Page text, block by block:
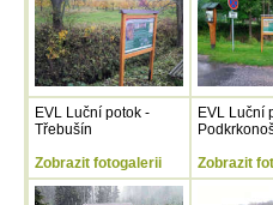
EVL Luční potok -
Třebušín
Zobrazit fotogalerii
EVL Luční
Zobrazit